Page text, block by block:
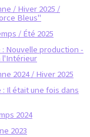
/ Hiver 2025 /
Bleus"
/ Été 2025
Nouvelle production -
l'Intérieur
2024 / Hiver 2025
: Il était une fois dans
2024
2023